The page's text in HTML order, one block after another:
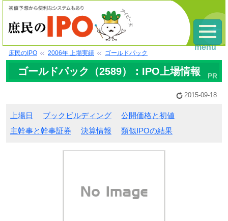
庶民のIPO 2006年 上場実績 ゴールドパック
ゴールドパック（2589）：IPO上場情報
2015-09-18
上場日 ブックビルディング
公開価格と初値
主幹事と幹事証券
決算情報 類似IPOの結果
menu